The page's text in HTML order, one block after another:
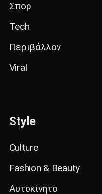
Σπορ
Tech
Περιβάλλον
Viral
Style
Culture
Fashion & Beauty
Αυτοκίνητο